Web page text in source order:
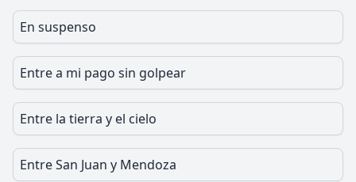
En suspenso
Entre a mi pago sin golpear
Entre la tierra y el cielo
Entre San Juan y Mendoza